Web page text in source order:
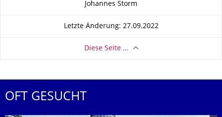
Johannes Storm
Letzte Änderung: 27.09.2022
Diese Seite …
OFT GESUCHT